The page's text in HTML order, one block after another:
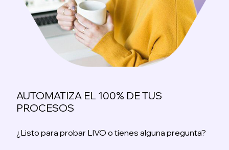
AUTOMATIZA EL 100% DE TUS
PROCESOS
¿Listo para probar LIVO o tienes alguna pregunta?